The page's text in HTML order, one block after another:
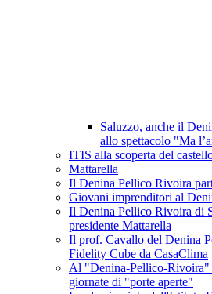
Saluzzo, anche il
allo spettacolo "Ma
ITIS alla scoperta del
Mattarella
Il Denina Pellico Rivoira
Giovani imprenditori al
Il Denina Pellico Rivoira di
presidente Mattarella
Il prof. Cavallo del Denina
Fidelity Cube da CasaClima
Al "Denina-Pellico-Rivoira"
giornate di "porte aperte"